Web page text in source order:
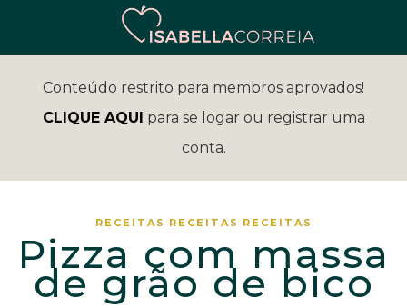
Conteúdo restrito para membros aprovados!
CLIQUE AQUI para se logar ou registrar uma
conta.
RECEITAS RECEITAS RECEITAS
Pizza com massa
de grão de bico